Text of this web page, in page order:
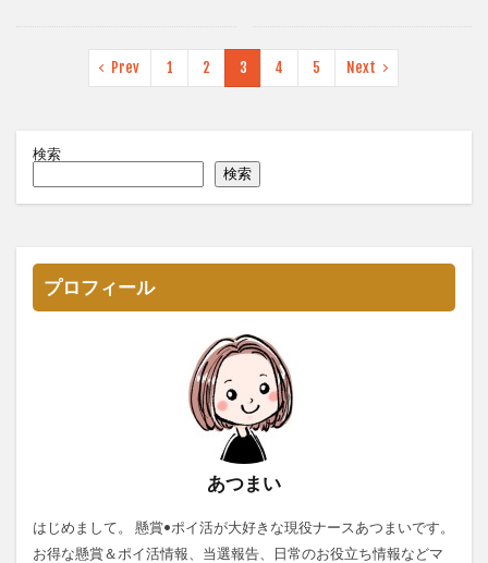
Prev 1 2 3 4 5 Next
検索
検索
プロフィール
あつまい
はじめまして。 懸賞•ポイ活が大好きな現役ナースあつまいです。
お得な懸賞＆ポイ活情報、当選報告、日常のお役立ち情報などマ